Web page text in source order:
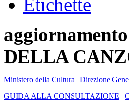
Etichette
DELLA
Ministero della Cultura | Direzione
GUIDA ALLA CONSULTAZIONE |